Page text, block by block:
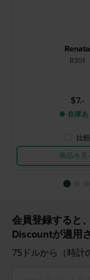
Renata
R301
$7.-
● 在庫あ
比較
商品を見
会員登録すると
Discountが適用
75ドルから（時計